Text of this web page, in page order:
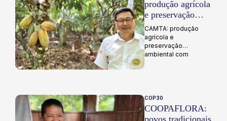
produção agrícola
e preservação
ambiental com
SAFTA
CAMTA: produção
agrícola e
preservação
ambiental com
COP30
COOPAFLORA:
povos tradicionais